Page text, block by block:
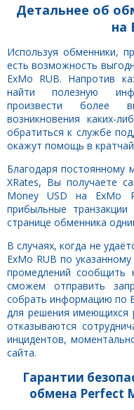
Детальнее об
на
Используя обменники,
есть возможность
ExMo RUB. Напротив
найти полезную
произвести более
возникновения каких-
обратиться к службе
окажут помощь в
Благодаря постоянному
XRates, Вы получаете
Money USD на ExMo
прибыльные
странице обменника
В случаях, когда не
ExMo RUB по
промедлений
сможем отправить
собрать информацию по
для решения имеющихся
отказываются
инцидентов,
сайта.
Гарантии
обмена Perfect